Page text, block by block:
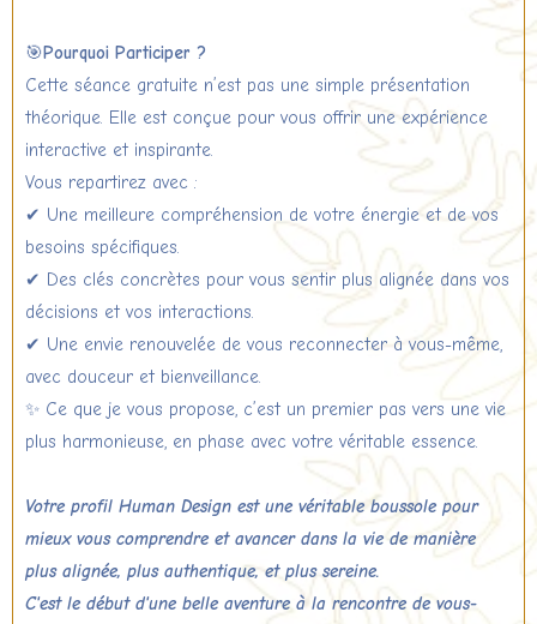
🎯Pourquoi Participer ?
Cette séance gratuite n’est pas une simple présentation
théorique. Elle est conçue pour vous offrir une expérience
interactive et inspirante.
Vous repartirez avec :
✔ Une meilleure compréhension de votre énergie et de vos
besoins spécifiques.
✔ Des clés concrètes pour vous sentir plus alignée dans vos
décisions et vos interactions.
✔ Une envie renouvelée de vous reconnecter à vous-même,
avec douceur et bienveillance.
✨ Ce que je vous propose, c’est un premier pas vers une vie
plus harmonieuse, en phase avec votre véritable essence.
Votre profil Human Design est une véritable boussole pour
mieux vous comprendre et avancer dans la vie de manière
plus alignée, plus authentique, et plus sereine.
C'est le début d'une belle aventure à la rencontre de vous-